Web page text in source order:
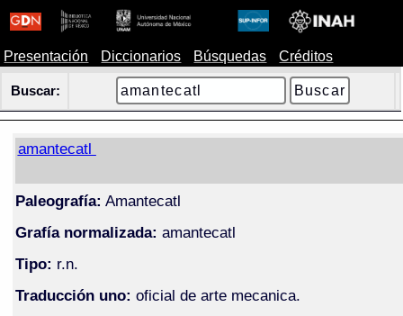
Presentación Diccionarios Búsquedas Créditos
Buscar:
amantecatl
Paleografía: Amantecatl
Grafía normalizada: amantecatl
Tipo: r.n.
Traducción uno: oficial de arte mecanica.